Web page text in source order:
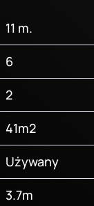
11 m.
6
2
41m2
Używany
3.7m